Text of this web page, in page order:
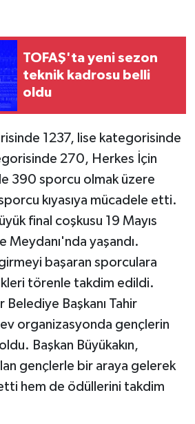
TOFAŞ'ta yeni sezon
teknik kadrosu belli
oldu
1237, lise kategorisinde
270, Herkes İçin
390 sporcu olmak üzere
kıyasıya mücadele etti.
final coşkusu 19 Mayıs
Meydanı'nda yaşandı.
başaran sporculara
törenle takdim edildi.
Belediye Başkanı Tahir
organizasyonda gençlerin
Başkan Büyükakın,
gençlerle bir araya gelerek
hem de ödüllerini takdim